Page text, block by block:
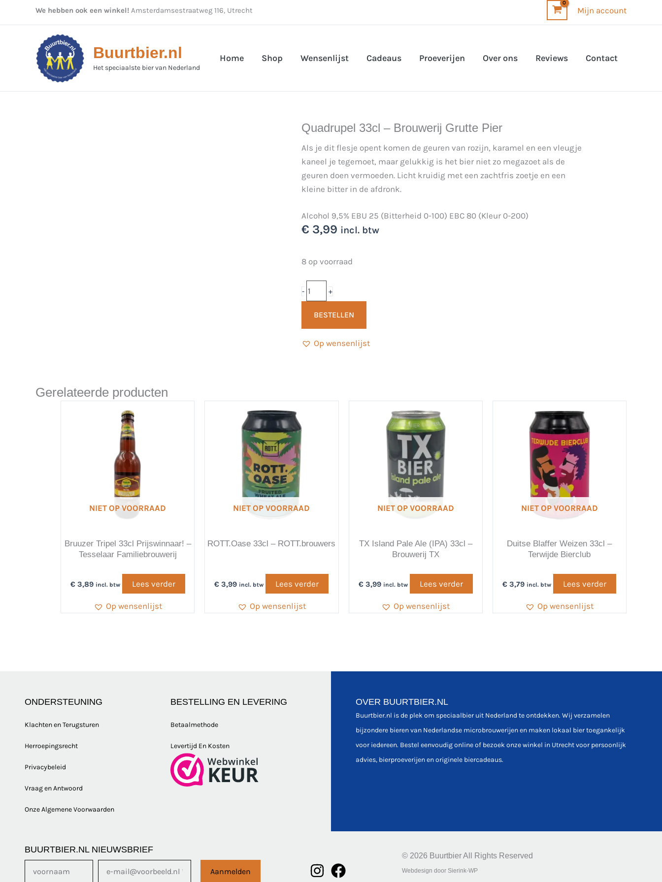
We hebben ook een winkel! Amsterdamsestraatweg 116, Utrecht Mijn account
Buurtbier.nl
Het speciaalste bier van Nederland
Home Shop Wensenlijst Cadeaus Proeverijen Over ons Reviews Contact
Quadrupel 33cl – Brouwerij Grutte Pier
Als je dit flesje opent komen de geuren van rozijn, karamel en een vleugje
kaneel je tegemoet, maar gelukkig is het bier niet zo megazoet als de
geuren doen vermoeden. Licht kruidig met een zachtfris zoetje en een
kleine bitter in de afdronk.
Alcohol 9,5% EBU 25 (Bitterheid 0-100) EBC 80 (Kleur 0-200)
€ 3,99 incl. btw
8 op voorraad
-
Quadrupel
-
Brouwerij
Grutte
Pier
aantal
+
BESTELLEN
Op wensenlijst
Gerelateerde producten
NIET OP VOORRAAD
Bruuzer Tripel 33cl Prijswinnaar! –
Tesselaar Familiebrouwerij
€3,89 incl. btw Lees verder
Op wensenlijst
NIET OP VOORRAAD
ROTT.Oase 33cl – ROTT.brouwers
€ 3,99 incl. btw Lees verder
Op wensenlijst
NIET OP VOORRAAD
TX Island Pale Ale (IPA) 33cl –
Brouwerij TX
€3,99 incl. btw Lees verder
Op wensenlijst
NIET OP VOORRAAD
Duitse Blaffer Weizen 33cl –
Terwijde Bierclub
€ 3,79 incl. btw Lees verder
Op wensenlijst
ONDERSTEUNING
Klachten en Terugsturen
Herroepingsrecht
Privacybeleid
Vraag en Antwoord
Onze Algemene Voorwaarden
BESTELLING EN LEVERING
Betaalmethode
Levertijd En Kosten
OVER BUURTBIER.NL
Buurtbier.nl is de plek om speciaalbier uit Nederland te ontdekken. Wij verzamelen
bijzondere bieren van Nederlandse microbrouwerijen en maken lokaal bier toegankelijk
voor iedereen. Bestel eenvoudig online of bezoek onze winkel in Utrecht voor persoonlijk
advies, bierproeverijen en originele biercadeaus.
BUURTBIER.NL NIEUWSBRIEF
Aanmelden
© 2026 Buurtbier All Rights Reserved
Webdesign door Sierink-WP